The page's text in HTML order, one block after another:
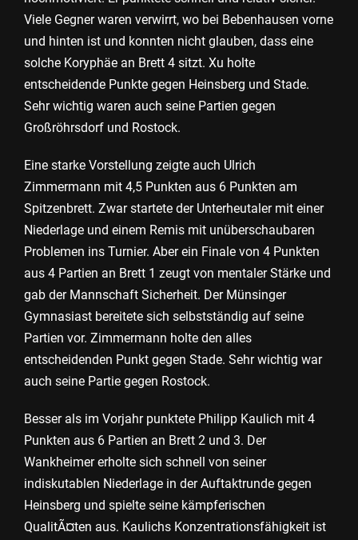
Viele Gegner waren verwirrt, wo bei Bebenhausen vorne
und hinten ist und konnten nicht glauben, dass eine
solche Koryphäe an Brett 4 sitzt. Xu holte
entscheidende Punkte gegen Heinsberg und Stade.
Sehr wichtig waren auch seine Partien gegen
Großröhrsdorf und Rostock.
Eine starke Vorstellung zeigte auch Ulrich
Zimmermann mit 4,5 Punkten aus 6 Punkten am
Spitzenbrett. Zwar startete der Unterheutaler mit einer
Niederlage und einem Remis mit unüberschaubaren
Problemen ins Turnier. Aber ein Finale von 4 Punkten
aus 4 Partien an Brett 1 zeugt von mentaler Stärke und
gab der Mannschaft Sicherheit. Der Münsinger
Gymnasiast bereitete sich selbstständig auf seine
Partien vor. Zimmermann holte den alles
entscheidenden Punkt gegen Stade. Sehr wichtig war
auch seine Partie gegen Rostock.
Besser als im Vorjahr punktete Philipp Kaulich mit 4
Punkten aus 6 Partien an Brett 2 und 3. Der
Wankheimer erholte sich schnell von seiner
indiskutablen Niederlage in der Auftaktrunde gegen
Heinsberg und spielte seine kämpferischen
QualitÃ¤ten aus. Kaulichs Konzentrationsfähigkeit ist